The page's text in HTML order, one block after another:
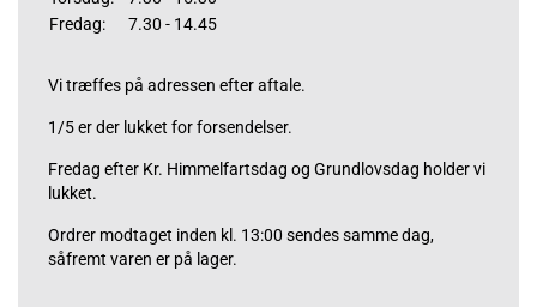
Fredag:
7.30 - 14.45
Vi træffes på adressen efter aftale.
1/5 er der lukket for forsendelser.
Fredag efter Kr. Himmelfartsdag og Grundlovsdag holder vi
lukket.
Ordrer modtaget inden kl. 13:00 sendes samme dag,
såfremt varen er på lager.